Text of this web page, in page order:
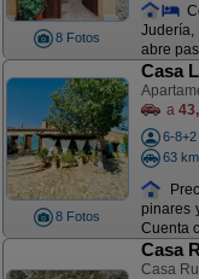
8 Fotos
Judería,
abre
8 Fotos
Casa
a
6-8+2
63
pinares
Cuenta
Casa
Casa